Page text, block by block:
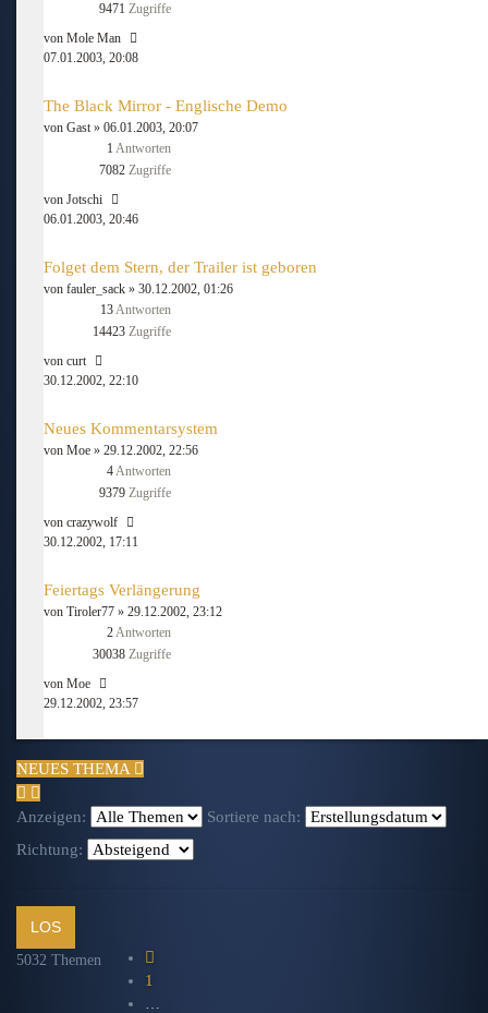
9471 Zugriffe
von Mole Man
07.01.2003, 20:08
The Black Mirror - Englische Demo
von Gast» 06.01.2003, 20:07
1 Antworten
7082 Zugriffe
von Jotschi
06.01.2003, 20:46
Folget dem Stern, der Trailer ist geboren
von fauler_sack » 30.12.2002, 01:26
13Antworten
14423 Zugriffe
von curt
30.12.2002, 22:10
Neues Kommentarsystem
von Moe » 29.12.2002, 22:56
4Antworten
9379 Zugriffe
von crazywolf
30.12.2002, 17:11
Feiertags Verlängerung
von Tiroler77 » 29.12.2002, 23:12
2Antworten
30038 Zugriffe
von Moe
29.12.2002, 23:57
NEUES THEMA
Anzeigen:
Sortiere nach:
Richtung:
5032 Themen
1
…